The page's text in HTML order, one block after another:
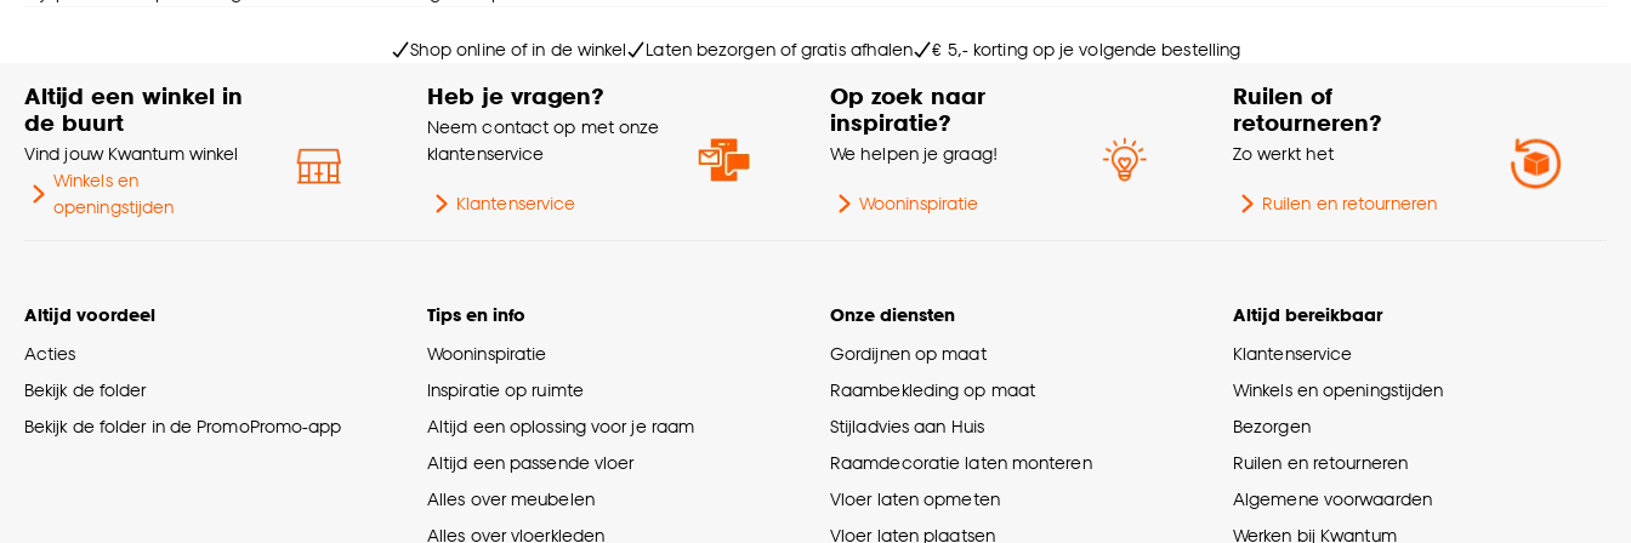
Doorsnede 14 CM
Serveerschalen
1 Stk
Geschikt voor Vaatwasser, Magnetron
Beige
Shop online of in de winkel Laten bezorgen of gratis afhalen € 5,- korting op je volgende bestelling
Altijd een winkel in
de buurt
Vind jouw Kwantum winkel
Winkels en
openingstijden
Heb je vragen?
Neem contact op met onze
klantenservice
Klantenservice
Op zoek naar
inspiratie?
We helpen je graag!
Wooninspiratie
Ruilen of
retourneren?
Zo werkt het
Ruilen en retourneren
Altijd voordeel
Acties
Bekijk de folder
Bekijk de folder in de PromoPromo-app
Tips en info
Wooninspiratie
Inspiratie op ruimte
Altijd een oplossing voor je raam
Altijd een passende vloer
Alles over meubelen
Alles over vloerkleden
Onze diensten
Gordijnen op maat
Raambekleding op maat
Stijladvies aan Huis
Raamdecoratie laten monteren
Vloer laten opmeten
Vloer laten plaatsen
Altijd bereikbaar
Klantenservice
Winkels en openingstijden
Bezorgen
Ruilen en retourneren
Algemene voorwaarden
Werken bij Kwantum